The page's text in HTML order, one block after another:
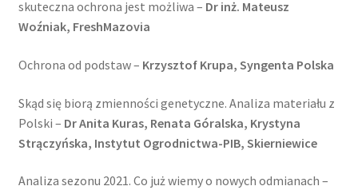
skuteczna ochrona jest możliwa – Dr inż. Mateusz
Woźniak, FreshMazovia
Ochrona od podstaw – Krzysztof Krupa, Syngenta Polska
Skąd się biorą zmienności genetyczne. Analiza materiału z
Polski – Dr Anita Kuras, Renata Góralska, Krystyna
Strączyńska, Instytut Ogrodnictwa-PIB, Skierniewice
Analiza sezonu 2021. Co już wiemy o nowych odmianach –